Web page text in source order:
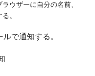
ウザーに自分の名前、
。
で通知する。